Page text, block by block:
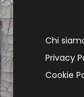
Chi
Privacy
Cookie